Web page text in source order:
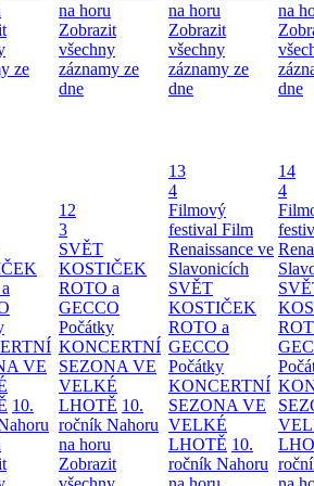
ze
na horu
Zobrazit
všechny
záznamy ze
dne
na horu
Zobrazit
všechny
záznamy ze
dne
na
dne
VE
10.
12
3
SVĚT
KOSTIČEK
ROTO a
GECCO
Počátky
KONCERTNÍ
SEZONA VE
VELKÉ
LHOTĚ 10.
ročník Nahoru
na horu
Zobrazit
13
4
Filmový
festival Film
Renaissance ve
Slavonicích
SVĚT
KOSTIČEK
ROTO a
GECCO
Počátky
KONCERTNÍ
SEZONA VE
VELKÉ
LHOTĚ 10.
ročník Nahoru
14
4